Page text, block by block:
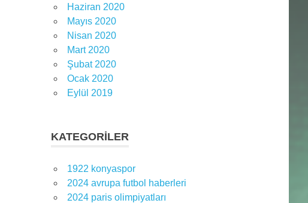
Haziran 2020
Mayıs 2020
Nisan 2020
Mart 2020
Şubat 2020
Ocak 2020
Eylül 2019
KATEGORILER
1922 konyaspor
2024 avrupa futbol haberleri
2024 paris olimpiyatları